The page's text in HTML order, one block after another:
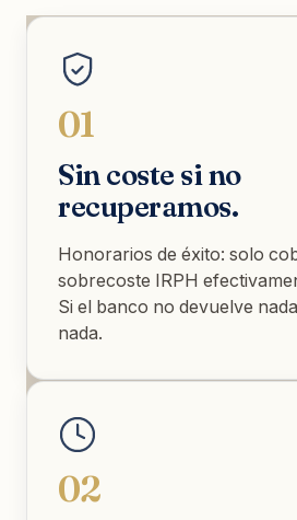
01
Sin coste si no
recuperamos.
Honorarios de éxito: solo
sobrecoste IRPH
Si el banco no devuelve
nada.
02